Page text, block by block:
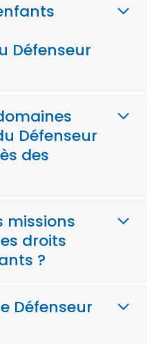
Défenseur
Défenseur
des
missions
droits
?
Défenseur